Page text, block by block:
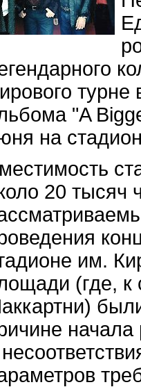
турне
"A
на
20 тысяч
им.
(где, к
начала